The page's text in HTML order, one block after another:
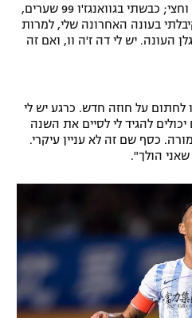
כמו שהייתי במכבי שלוש שנים וחצי; כבשתי בגוואנגז'ו 99 שערים,
לא קיבלתי בעונה האחרונה שלי, למרות
העונה. יש לי דה ז'ה וו, ואם זה
לחתום על חוזה חדש. כרגע יש לי
להגיד לי לסיים את השנה
כסף שם זה לא עניין עיקרי.
הולך".